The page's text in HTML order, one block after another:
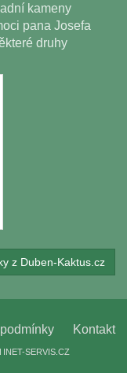
kameny
pana Josefa
druhy
z Duben-Kaktus.cz
Kontakt
INET-SERVIS.CZ